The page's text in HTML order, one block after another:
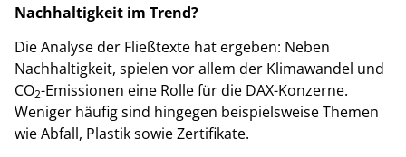
Nachhaltigkeit im Trend?
Die Analyse der Fließtexte hat ergeben: Neben
Nachhaltigkeit, spielen vor allem der Klimawandel und
CO2-Emissionen eine Rolle für die DAX-Konzerne.
Weniger häufig sind hingegen beispielsweise Themen
wie Abfall, Plastik sowie Zertifikate.